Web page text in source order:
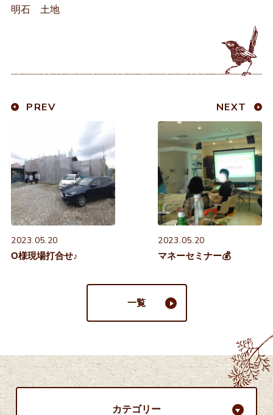
明石 土地
PREV
2023.05.20
O様現場打合せ♪
NEXT
2023.05.20
マネーセミナー💰
一覧
カテゴリー